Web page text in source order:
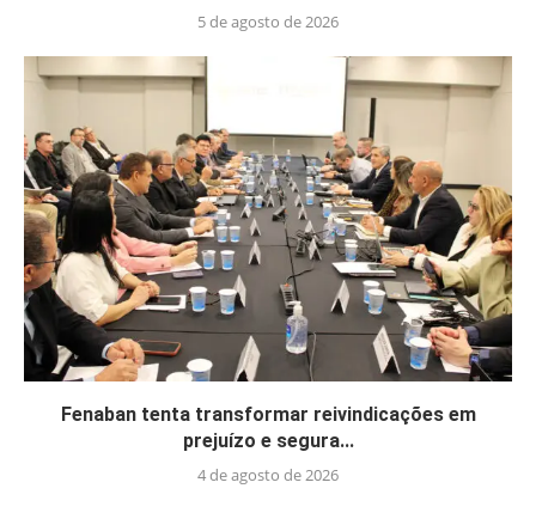
5 de agosto de 2026
Fenaban tenta transformar reivindicações em
prejuízo e segura...
4 de agosto de 2026